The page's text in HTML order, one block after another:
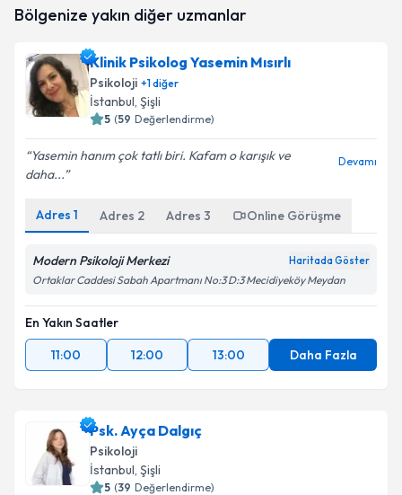
Bölgenize yakın diğer uzmanlar
Klinik Psikolog Yasemin Mısırlı
Psikoloji +1diğer
İstanbul, Şişli
5 (59 Değerlendirme)
Yasemin hanım çok tatlı biri. Kafam o karışık ve
daha...
Devamı
Adres 1 Adres 2 Adres 3 Online Görüşme
Modern Psikoloji Merkezi Haritada Göster
Ortaklar Caddesi Sabah Apartmanı No:3 D:3 Mecidiyeköy Meydan
En Yakın Saatler
11:00
12:00 13:00 Daha Fazla
Psk. Ayça Dalgıç
Psikoloji
İstanbul, Şişli
5 (39 Değerlendirme)